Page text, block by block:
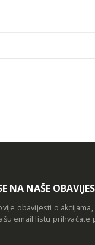
NA NAŠE
obavijesti o
email listu prihvaćate